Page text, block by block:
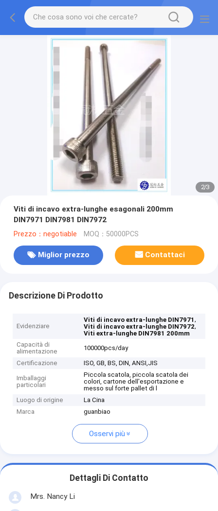
2/3
Viti di incavo extra-lunghe esagonali 200mm
DIN7971 DIN7981 DIN7972
Prezzo：negotiable MOQ：50000PCS
Miglior prezzo Contattaci
Descrizione Di Prodotto
Evidenziare
Viti di incavo extra-lunghe DIN7971,
Viti di incavo extra-lunghe DIN7972,
Viti extra-lunghe DIN7981 200mm
Capacità di
alimentazione
100000pcs/day
Certificazione ISO, GB, BS, DIN, ANSI,JIS
Imballaggi
particolari
Piccola scatola, piccola scatola dei
colori, cartone dell'esportazione e
messo sul forte pallet di l
Luogo di origine
La Cina
Marca
guanbiao
Osservi più
Dettagli Di Contatto
Mrs. Nancy Li